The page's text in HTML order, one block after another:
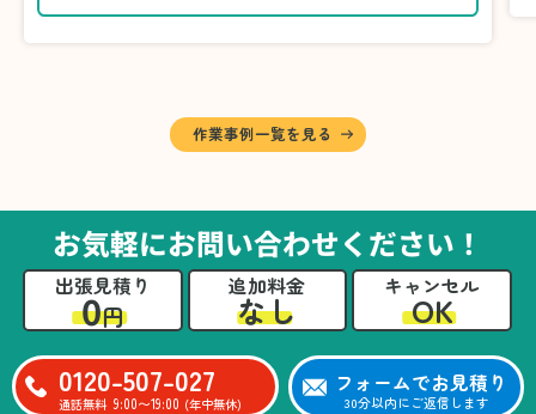
に仕分けしました。
A様から「手際よく進めてくれて助かりまし
るのは難しかったと思います」との温かいお言
葉をいただきました。遺品整理という心の負担
が大きい作業において、少しでもA様の力にな
れたことをスタッフ一同嬉しく思います。
作業事例一覧を見る
お気軽にお問い合わせください！
出張見積り
0円
追加料金
なし
キャンセル
OK
0120-507-027
通話無料 9:00〜19:00 (年中無休)
フォームでお見積り
30分以内にご返信します